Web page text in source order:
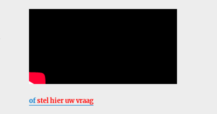
ofstel hier uw vraag